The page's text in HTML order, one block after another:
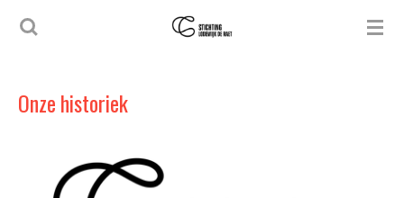
Ga
hoofdinhoud
Onze historiek